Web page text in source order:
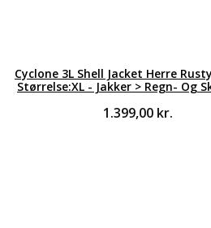
Cyclone 3L Shell Jacket Herre
Størrelse:XL - Jakker > Regn- Og
1.399,00 kr.